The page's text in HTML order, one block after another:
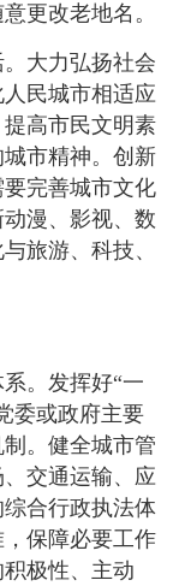
更改老地名。
。大力弘扬社会
民城市相适应
高市民文明素
市精神。创新
完善城市文化
漫、影视、数
旅游、科技、
。发挥好“一
委或政府主要
。健全城市管
交通运输、应
合行政执法体
保障必要工作
极性、主动